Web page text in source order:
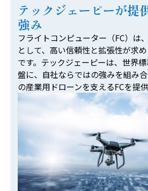
テックジェーピーが提
強み
フライトコンピューター（FC）は
として、高い信頼性と拡張性が求
です。テックジェーピーは、世界
盤に、自社ならではの強みを組み
の産業用ドローンを支えるFCを提供